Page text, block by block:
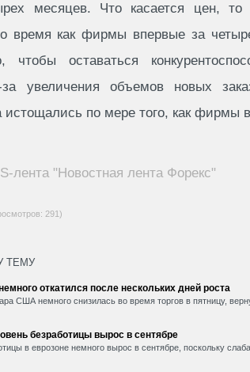
месяцев. Что касается цен,
время как фирмы впервые за
чтобы оставаться
за увеличения объемов новых
истощались по мере того, как фирмы
лента "Новостная лента Форекс"
291)
ТЕМУ
откатился после нескольких дней роста
США немного снизилась во время торгов в пятницу,
безработицы вырос в сентябре
в еврозоне немного вырос в сентябре, поскольку